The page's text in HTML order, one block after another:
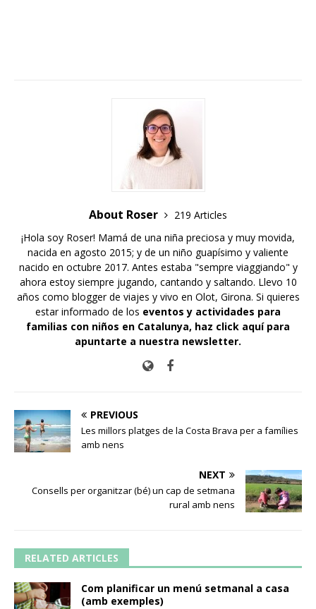
About Roser
219 Articles
¡Hola soy Roser! Mamá de una niña preciosa y muy movida,
nacida en agosto 2015; y de un niño guapísimo y valiente
nacido en octubre 2017. Antes estaba "sempre viaggiando" y
ahora estoy siempre jugando, cantando y saltando. Llevo 10
años como blogger de viajes y vivo en Olot, Girona. Si quieres
estar informado de los eventos y actividades para
familias con niños en Catalunya, haz click aquí para
apuntarte a nuestra newsletter.
PREVIOUS
Les millors platges de la Costa Brava per a famílies
amb nens
NEXT
Consells per organitzar (bé) un cap de setmana
rural amb nens
RELATED ARTICLES
Com planificar un menú setmanal a casa
(amb exemples)